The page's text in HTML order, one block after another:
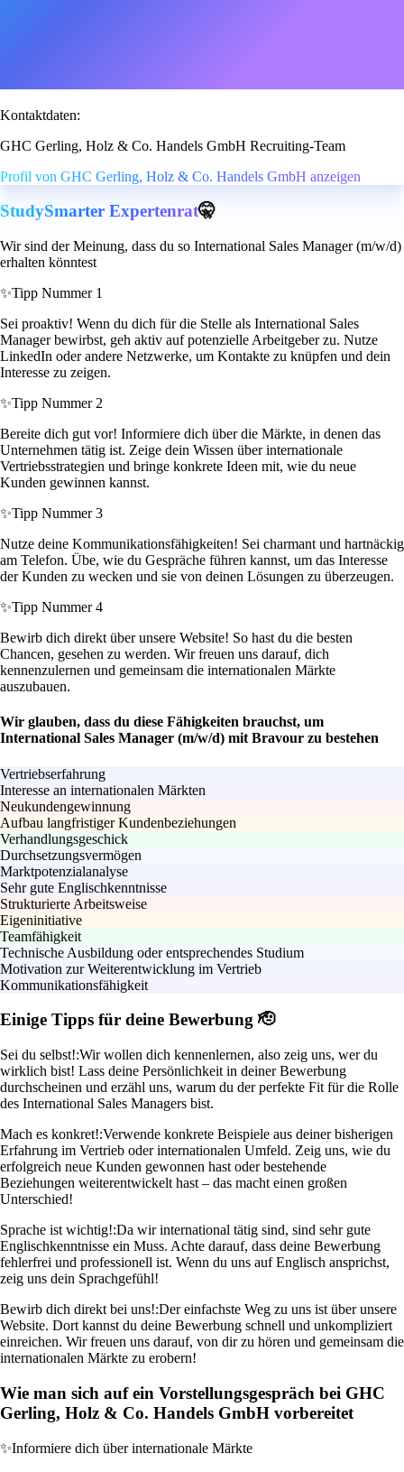
Kontaktdaten:
GHC Gerling, Holz & Co. Handels GmbH Recruiting-Team
Profil von GHC Gerling, Holz & Co. Handels GmbH anzeigen
StudySmarter Expertenrat🤫
Wir sind der Meinung, dass du so International Sales Manager (m/w/d)
erhalten könntest
✨Tipp Nummer 1
Sei proaktiv! Wenn du dich für die Stelle als International Sales
Manager bewirbst, geh aktiv auf potenzielle Arbeitgeber zu. Nutze
LinkedIn oder andere Netzwerke, um Kontakte zu knüpfen und dein
Interesse zu zeigen.
✨Tipp Nummer 2
Bereite dich gut vor! Informiere dich über die Märkte, in denen das
Unternehmen tätig ist. Zeige dein Wissen über internationale
Vertriebsstrategien und bringe konkrete Ideen mit, wie du neue
Kunden gewinnen kannst.
✨Tipp Nummer 3
Nutze deine Kommunikationsfähigkeiten! Sei charmant und hartnäckig
am Telefon. Übe, wie du Gespräche führen kannst, um das Interesse
der Kunden zu wecken und sie von deinen Lösungen zu überzeugen.
✨Tipp Nummer 4
Bewirb dich direkt über unsere Website! So hast du die besten
Chancen, gesehen zu werden. Wir freuen uns darauf, dich
kennenzulernen und gemeinsam die internationalen Märkte
auszubauen.
Wir glauben, dass du diese Fähigkeiten brauchst, um
International Sales Manager (m/w/d) mit Bravour zu bestehen
Vertriebserfahrung
Interesse an internationalen Märkten
Neukundengewinnung
Aufbau langfristiger Kundenbeziehungen
Verhandlungsgeschick
Durchsetzungsvermögen
Marktpotenzialanalyse
Sehr gute Englischkenntnisse
Strukturierte Arbeitsweise
Eigeninitiative
Teamfähigkeit
Technische Ausbildung oder entsprechendes Studium
Motivation zur Weiterentwicklung im Vertrieb
Kommunikationsfähigkeit
Einige Tipps für deine Bewerbung 🫡
Sei du selbst!:Wir wollen dich kennenlernen, also zeig uns, wer du
wirklich bist! Lass deine Persönlichkeit in deiner Bewerbung
durchscheinen und erzähl uns, warum du der perfekte Fit für die Rolle
des International Sales Managers bist.
Mach es konkret!:Verwende konkrete Beispiele aus deiner bisherigen
Erfahrung im Vertrieb oder internationalen Umfeld. Zeig uns, wie du
erfolgreich neue Kunden gewonnen hast oder bestehende
Beziehungen weiterentwickelt hast – das macht einen großen
Unterschied!
Sprache ist wichtig!:Da wir international tätig sind, sind sehr gute
Englischkenntnisse ein Muss. Achte darauf, dass deine Bewerbung
fehlerfrei und professionell ist. Wenn du uns auf Englisch ansprichst,
zeig uns dein Sprachgefühl!
Bewirb dich direkt bei uns!:Der einfachste Weg zu uns ist über unsere
Website. Dort kannst du deine Bewerbung schnell und unkompliziert
einreichen. Wir freuen uns darauf, von dir zu hören und gemeinsam die
internationalen Märkte zu erobern!
Wie man sich auf ein Vorstellungsgespräch bei GHC
Gerling, Holz & Co. Handels GmbH vorbereitet
✨Informiere dich über internationale Märkte